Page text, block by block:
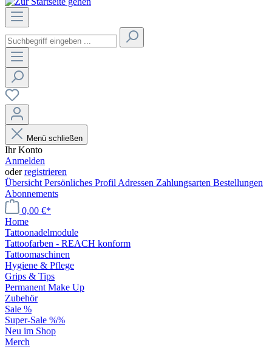
Menü schließen
Ihr Konto
Anmelden
oderregistrieren
Übersicht Persönliches Profil Adressen Zahlungsarten Bestellungen
Abonnements
0,00 €*
Home
Tattoonadelmodule
Tattoofarben - REACH konform
Tattoomaschinen
Hygiene & Pflege
Grips & Tips
Permanent Make Up
Zubehör
Sale %
Super-Sale %%
Neu im Shop
Merch